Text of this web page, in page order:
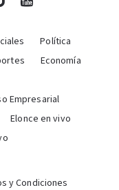
Política
Economía
Empresarial
Elonce en vivo
y Condiciones